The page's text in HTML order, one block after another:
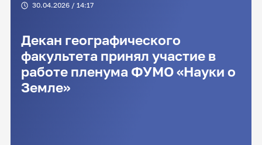
30.04.2026 / 14:17
Декан географического
факультета принял участие в
работе пленума ФУМО «Науки о
Земле»